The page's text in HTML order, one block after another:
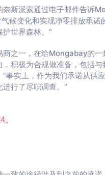
斯派索通过电子邮件告诉
候变化和实现净零排放承
世界森林。”
之一，在给Mongabay的
积极为合规做准备，包括
事实上，作为我们承诺从供
行了尽职调查。”